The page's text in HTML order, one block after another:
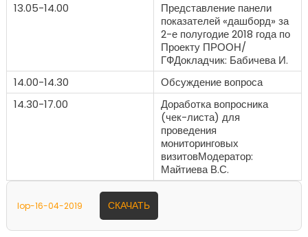
13.05-14.00
Представление панели
показателей «дашборд» за
2-е полугодие 2018 года по
Проекту ПРООН/
ГФДокладчик: Бабичева И.
14.00-14.30
Обсуждение вопроса
14.30-17.00
Доработка вопросника
(чек-листа) для
проведения
мониторинговых
визитовМодератор:
Майтиева В.С.
lop-16-04-2019 СКАЧАТЬ